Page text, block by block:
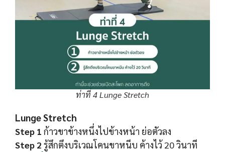
ท่าที่ 4 Lunge Stretch
Lunge Stretch
Step 1 ก้าวขาข้างหนึ่งไปข้างหน้า ย่อตัวลง
Step 2 รู้สึกตึงบริเวณโคนขาหนีบ ค้างไว้ 20 วินาที